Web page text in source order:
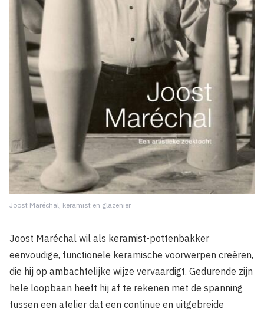
Joost Maréchal, keramist en glazenier
Joost Maréchal wil als keramist-pottenbakker
eenvoudige, functionele keramische voorwerpen creëren,
die hij op ambachtelijke wijze vervaardigt. Gedurende zijn
hele loopbaan heeft hij af te rekenen met de spanning
tussen een atelier dat een continue en uitgebreide